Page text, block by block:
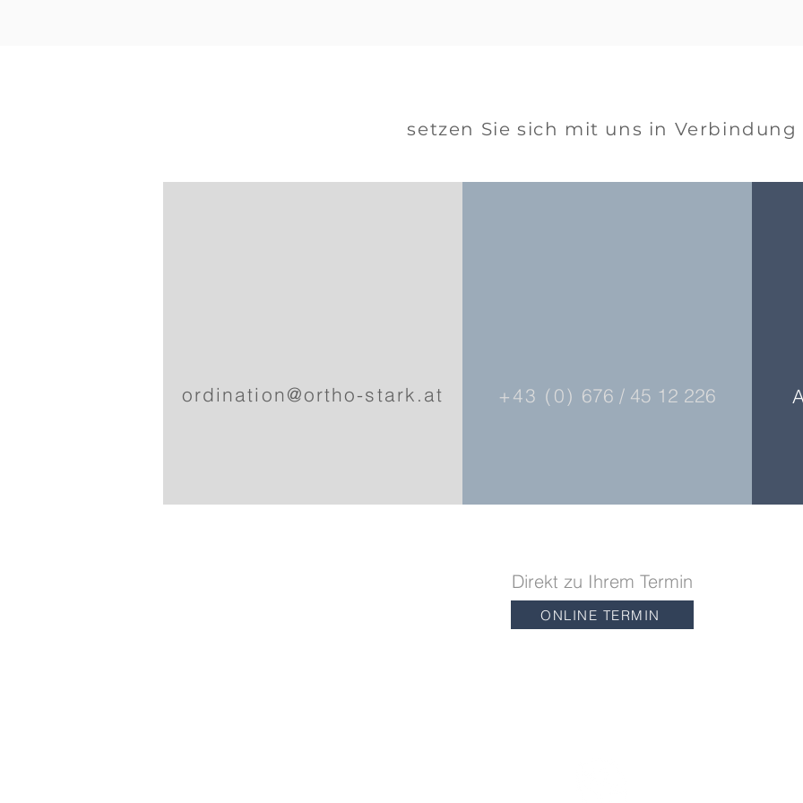
setzen Sie sich mit uns in Verbindung
ordination@ortho-stark.at +43 (0) 676 / 45 12 226
Direkt zu Ihrem Termin
ONLINE TERMIN